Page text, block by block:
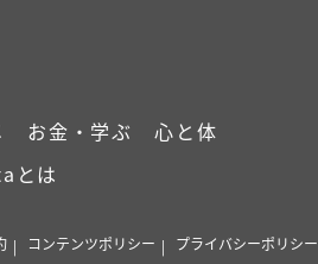
お金・学ぶ
心と体
とは
コンテンツポリシー プライバシーポリシー